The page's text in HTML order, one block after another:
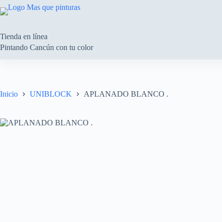
Saltar
al
Tienda en línea
Pintando Cancún con tu color
Inicio UNIBLOCK APLANADO BLANCO .